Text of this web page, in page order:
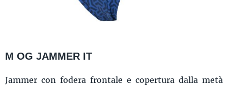
M OG JAMMER IT
Jammer con fodera frontale e copertura dalla metà